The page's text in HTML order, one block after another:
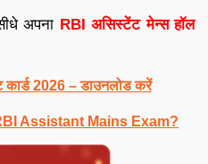
अपना RBI असिस्टेंट मेन्स हॉल
कार्ड 2026 – डाउनलोड करें
Assistant Mains Exam?